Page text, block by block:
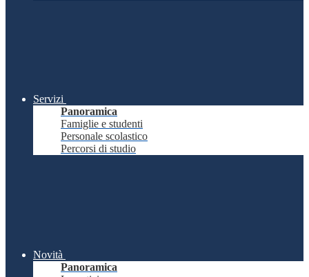
Servizi
Panoramica
Famiglie e studenti
Personale scolastico
Percorsi di studio
Novità
Panoramica